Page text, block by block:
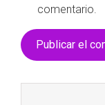
comentario.